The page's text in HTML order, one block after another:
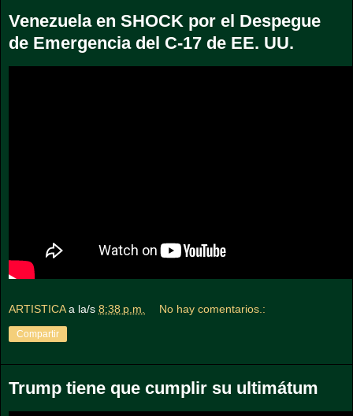
Venezuela en SHOCK por el Despegue
de Emergencia del C-17 de EE. UU.
ARTISTICA a la/s 8:38 p.m. No hay comentarios.:
Compartir
Trump tiene que cumplir su ultimátum